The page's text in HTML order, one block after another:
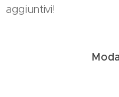
aggiuntivi!